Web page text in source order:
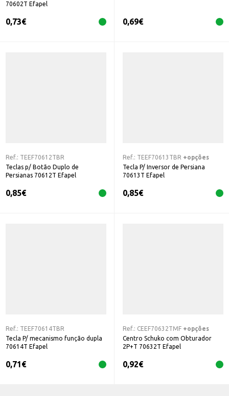
70602T Efapel
0,73€ 0,69€
Ref.: TEEF70612TBR
Teclas p/ Botão Duplo de
Persianas 70612T Efapel
0,85€
Ref.: TEEF70613TBR +opções
Tecla P/ Inversor de Persiana
70613T Efapel
0,85€
Ref.: TEEF70614TBR
Tecla P/ mecanismo função dupla
70614T Efapel
0,71€
Ref.: CEEF70632TMF +opções
Centro Schuko com Obturador
2P+T 70632T Efapel
0,92€